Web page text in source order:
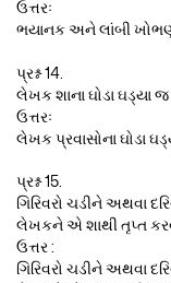
ઉત્તરઃ
ભયાનક અને લાંબી
પ્રશ્ન 14.
લેખક શાના ઘોડા ઘડ્યા
ઉત્તરઃ
લેખક પ્રવાસોના ઘોડા
પ્રશ્ન 15.
ગિરિવરો ચડીને અથવા
લેખકને એ શાથી તૃપ્ત
ઉત્તર :
ગિરિવરો ચડીને અથવા